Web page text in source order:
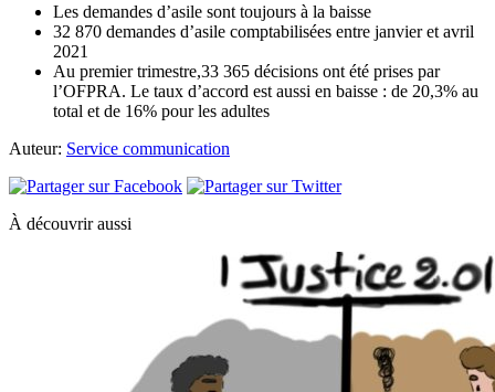
Les demandes d’asile sont toujours à la baisse
32 870 demandes d’asile comptabilisées entre janvier et avril
2021
Au premier trimestre,33 365 décisions ont été prises par
l’OFPRA. Le taux d’accord est aussi en baisse : de 20,3% au
total et de 16% pour les adultes
Auteur: Service communication
À découvrir aussi